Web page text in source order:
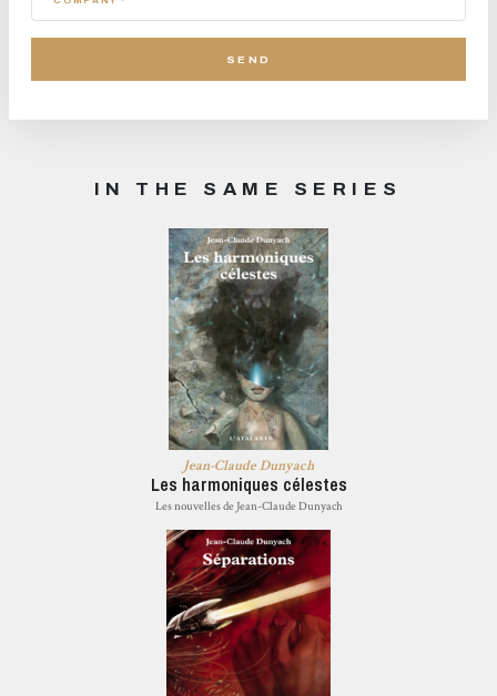
IN THE SAME SERIES
Jean-Claude Dunyach
Les harmoniques célestes
Les nouvelles de Jean-Claude Dunyach